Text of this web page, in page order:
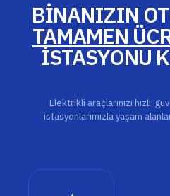
BİNANIZIN
TAMAMEN
İSTASYONU
Elektrikli araçlarınızı hızlı,
istasyonlarımızla yaşam